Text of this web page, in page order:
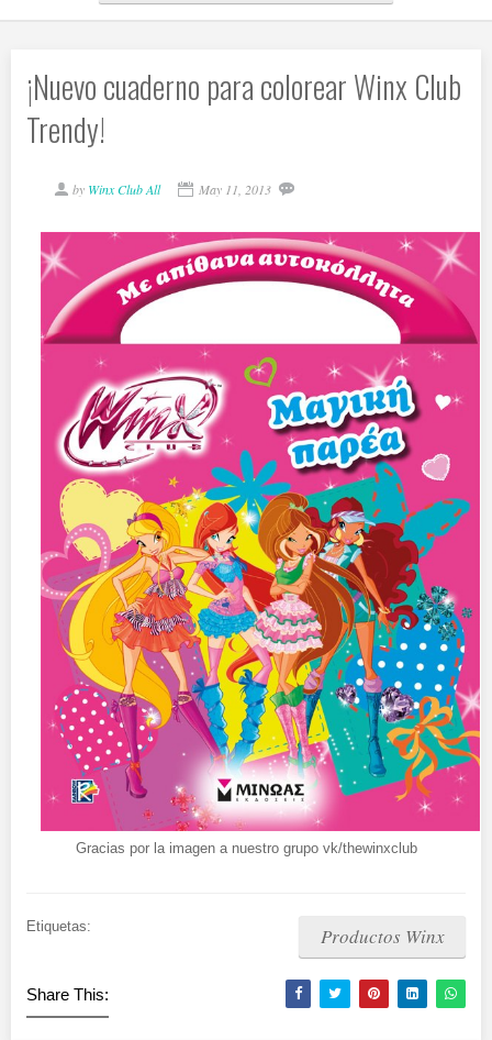
¡Nuevo cuaderno para colorear Winx Club
Trendy!
by Winx Club All May 11, 2013
Gracias por la imagen a nuestro grupo vk/thewinxclub
Etiquetas: Productos Winx
Share This: